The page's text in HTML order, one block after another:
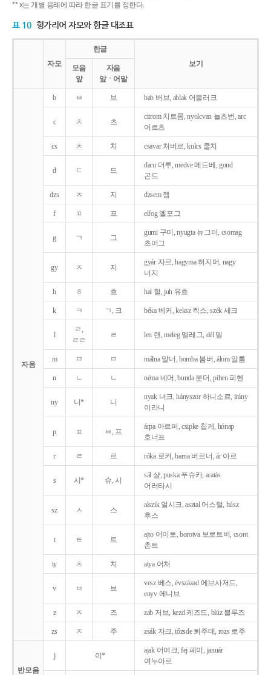
** x는 개별 용례에 따라 한글 표기를 정한다.
표 10 헝가리어 자모와 한글 대조표
자모
한글
보기
모음
앞
자음
앞ㆍ어말
자음
b ㅂ 브 bab 버브, ablak 어블러크
c ㅊ 츠
citrom 치트롬, nyolcvan 뇰츠번, arc
어르츠
cs ㅊ 치 csavar 처버르, kulcs 쿨치
d ㄷ 드
daru 더루, medve 메드베, gond
곤드
dzs ㅈ 지 dzsem 젬
f ㅍ 프 elfog 엘포그
g ㄱ 그
gumi 구미, nyugta 뉴그터, csomag
초머그
gy ㅈ 지
gyár 자르, hagyma 허지머, nagy
너지
h ㅎ 흐 hal 헐, juh 유흐
k ㅋ ㄱ, 크 béka 베커, keksz 켁스, szék 세크
l
ㄹ,
ㄹㄹ
ㄹ len 렌, meleg 멜레그, dél 델
m ㅁ ㅁ málna 말너, bomba 봄버, álom 알롬
n ㄴ ㄴ néma 네머, bunda 분더, pihen 피헨
ny 니* 니
nyak 녀크, hányszor 하니소르, irány
이라니
p ㅍ ㅂ, 프
árpa 아르퍼, csipke 칩케, hónap
호너프
r ㄹ 르 róka 로커, barna 버르너, ár 아르
s 시* 슈, 시
sál 샬, puska 푸슈카, aratás
어러타시
sz ㅅ 스
alszik 얼시크, asztal 어스털, húsz
후스
t ㅌ 트
ajto 어이토, borotva 보로트버, csont
촌트
ty ㅊ 치 atya 어처
v ㅂ 브
vesz 베스, évszázad 에브사저드,
enyv 에니브
z ㅈ 즈 zab 저브, kezd 케즈드, blúz 블루즈
zs ㅈ 주 zsák 자크, tőzsde 퇴주데, rozs 로주
반모음
j 이*
ajak 어여크, fej 페이, január
여누아르